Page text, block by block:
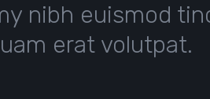
nibh euismod
erat volutpat.